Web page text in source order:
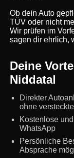
Ob dein Auto
TÜV oder nicht
Wir prüfen im
sagen dir ehrlich,
Deine
Niddatal
Direkter
ohne
Kostenlose
WhatsApp
Persönliche
Absprache